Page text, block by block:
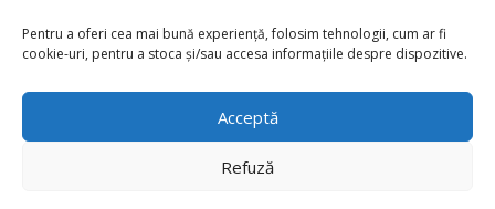
Pentru a oferi cea mai bună experiență, folosim tehnologii, cum ar fi
cookie-uri, pentru a stoca și/sau accesa informațiile despre dispozitive.
Acceptă
Refuză